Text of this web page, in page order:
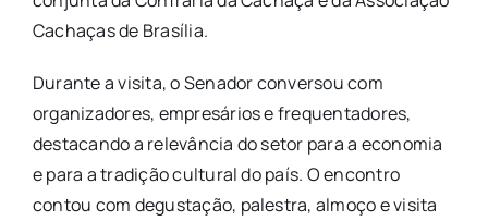
Cachaças de Brasília.
Durante a visita, o Senador conversou com
organizadores, empresários e frequentadores,
destacando a relevância do setor para a economia
e para a tradição cultural do país. O encontro
contou com degustação, palestra, almoço e visita